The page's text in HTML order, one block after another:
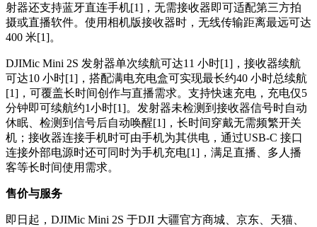
射器还支持蓝牙直连手机[1]，无需接收器即可适配第三方拍
摄或直播软件。使用相机版接收器时，无线传输距离最远可达
400 米[1]。
DJIMic Mini 2S 发射器单次续航可达11 小时[1]，接收器续航
可达10 小时[1]，搭配满电充电盒可实现最长约40 小时总续航
[1]，可覆盖长时间创作与直播需求。支持快速充电，充电仅5
分钟即可续航约1小时[1]。发射器未检测到接收器信号时自动
休眠、检测到信号后自动唤醒[1]，长时间穿戴无需频繁开关
机；接收器连接手机时可由手机为其供电，通过USB-C 接口
连接外部电源时还可同时为手机充电[1]，满足直播、多人播
客等长时间使用需求。
售价与服务
即日起，DJIMic Mini 2S 于DJI 大疆官方商城、京东、天猫、